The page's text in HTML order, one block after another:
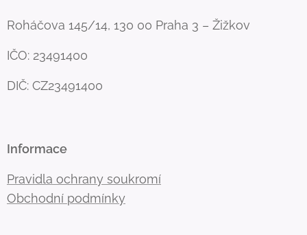
Roháčova 145/14, 130 00 Praha 3 – Žižkov
IČO: 23491400
DIČ: CZ23491400
Informace
Pravidla ochrany soukromí
Obchodní podmínky